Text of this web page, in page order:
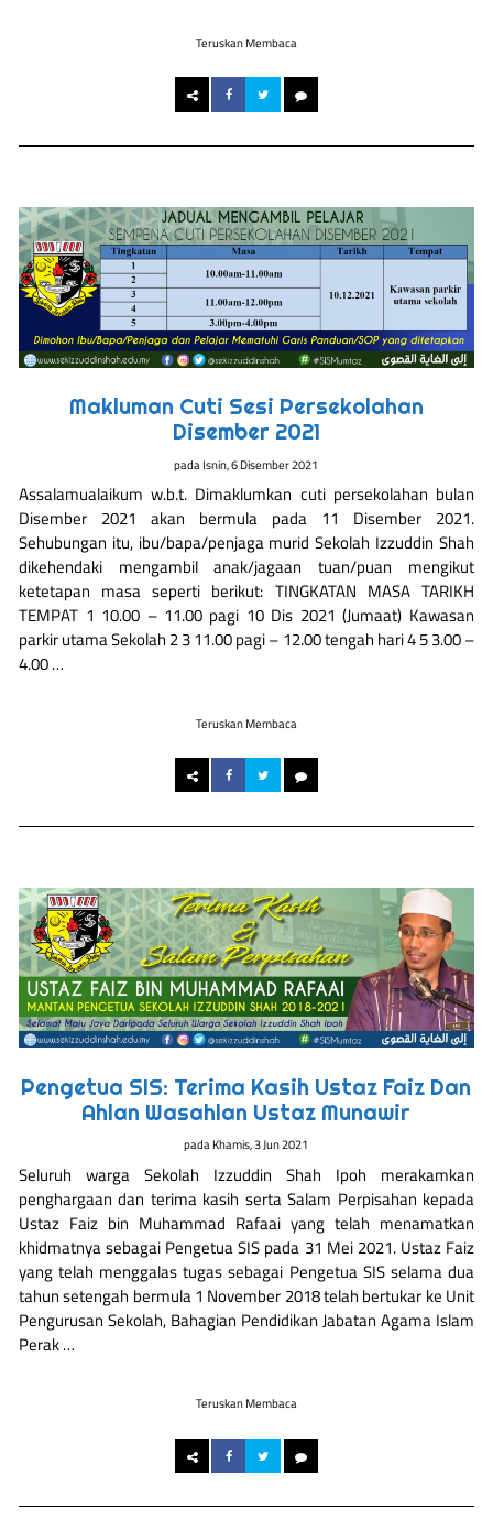
Teruskan Membaca
Makluman Cuti Sesi Persekolahan
Disember 2021
padaIsnin, 6 Disember 2021
Assalamualaikum w.b.t. Dimaklumkan cuti persekolahan bulan
Disember 2021 akan bermula pada 11 Disember 2021.
Sehubungan itu, ibu/bapa/penjaga murid Sekolah Izzuddin Shah
dikehendaki mengambil anak/jagaan tuan/puan mengikut
ketetapan masa seperti berikut: TINGKATAN MASA TARIKH
TEMPAT 1 10.00 – 11.00 pagi 10 Dis 2021 (Jumaat) Kawasan
parkir utama Sekolah 2 3 11.00 pagi – 12.00 tengah hari 4 5 3.00 –
4.00 …
Teruskan Membaca
Pengetua SIS: Terima Kasih Ustaz Faiz Dan
Ahlan Wasahlan Ustaz Munawir
padaKhamis, 3 Jun 2021
Seluruh warga Sekolah Izzuddin Shah Ipoh merakamkan
penghargaan dan terima kasih serta Salam Perpisahan kepada
Ustaz Faiz bin Muhammad Rafaai yang telah menamatkan
khidmatnya sebagai Pengetua SIS pada 31 Mei 2021. Ustaz Faiz
yang telah menggalas tugas sebagai Pengetua SIS selama dua
tahun setengah bermula 1 November 2018 telah bertukar ke Unit
Pengurusan Sekolah, Bahagian Pendidikan Jabatan Agama Islam
Perak …
Teruskan Membaca